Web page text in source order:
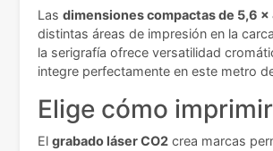
Las dimensiones compactas de 5,6 x
distintas áreas de impresión en la
la serigrafía ofrece versatilidad
integre perfectamente en este metro
Elige cómo
El grabado láser CO2 crea marcas